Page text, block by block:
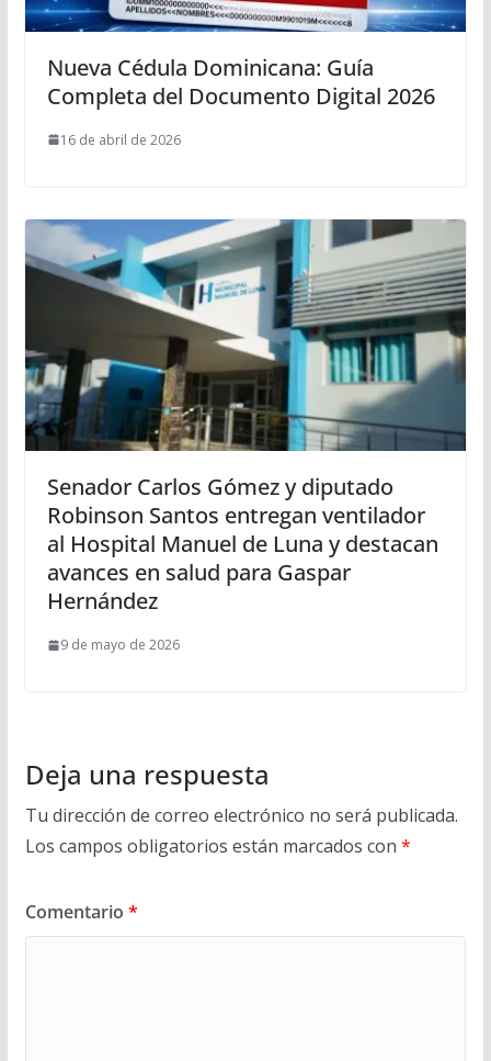
Nueva Cédula Dominicana: Guía
Completa del Documento Digital 2026
16 de abril de 2026
Senador Carlos Gómez y diputado
Robinson Santos entregan ventilador
al Hospital Manuel de Luna y destacan
avances en salud para Gaspar
Hernández
9 de mayo de 2026
Deja una respuesta
Tu dirección de correo electrónico no será publicada.
Los campos obligatorios están marcados con *
Comentario *